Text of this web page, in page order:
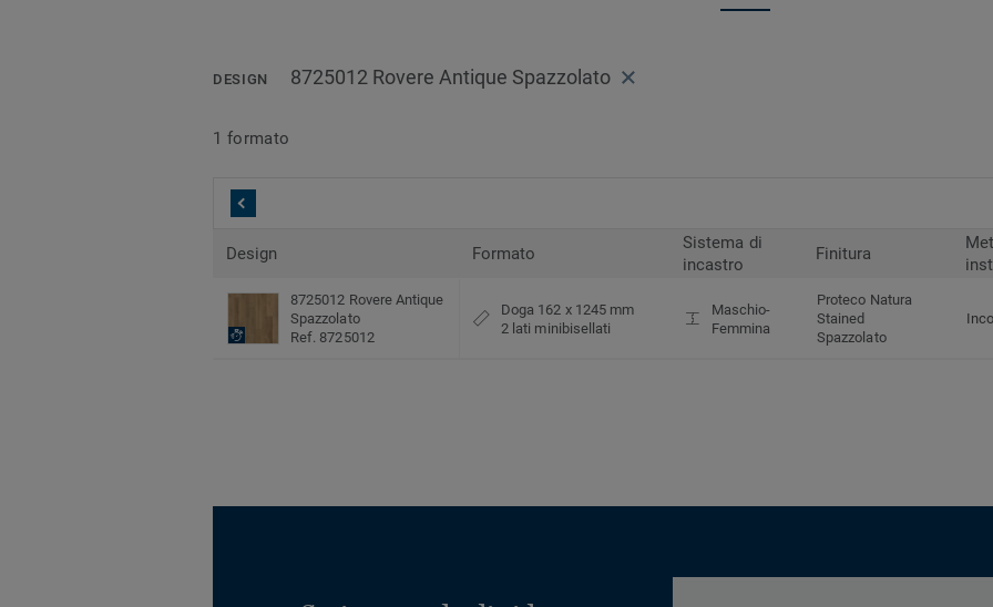
DESIGN 8725012 Rovere Antique Spazzolato
1 formato
Design Formato
Sistema di
incastro
Finitura
8725012 Rovere Antique
Spazzolato
Ref. 8725012
Doga 162 x 1245 mm
2 lati minibisellati
Maschio-
Femmina
Proteco Natura
Stained
Spazzolato